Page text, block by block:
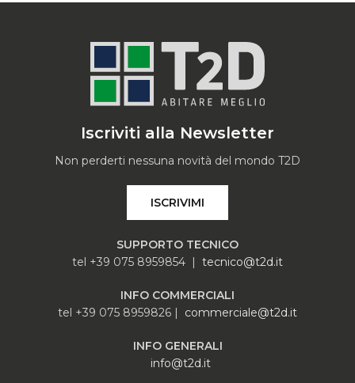
Iscriviti alla Newsletter
Non perderti nessuna novità del mondo T2D
ISCRIVIMI
SUPPORTO TECNICO
tel +39 075 8959854 | tecnico@t2d.it
INFO COMMERCIALI
tel +39 075 8959826 | commerciale@t2d.it
INFO GENERALI
info@t2d.it